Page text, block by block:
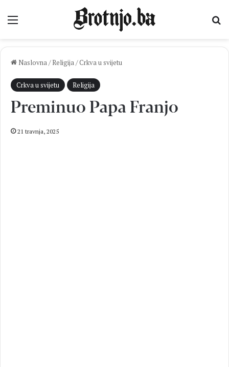
Izbornik
Naslovna/ Religija/Crkva u svijetu
Crkva u svijetu Religija
Preminuo Papa Franjo
21 travnja, 2025